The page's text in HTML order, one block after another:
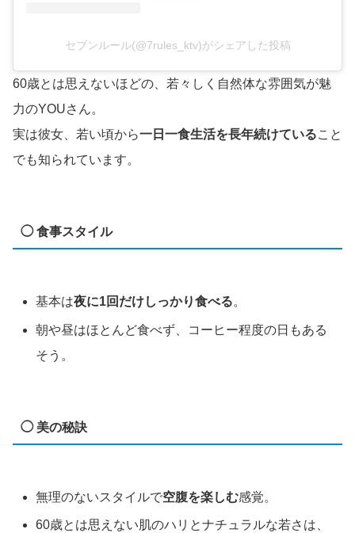
セブンルール(@7rules_ktv)がシェアした投稿
60歳とは思えないほどの、若々しく自然体な雰囲気が魅
力のYOUさん。
実は彼女、若い頃から一日一食生活を長年続けていること
でも知られています。
◯ 食事スタイル
基本は夜に1回だけしっかり食べる。
朝や昼はほとんど食べず、コーヒー程度の日もある
そう。
◯ 美の秘訣
無理のないスタイルで空腹を楽しむ感覚。
60歳とは思えない肌のハリとナチュラルな若さは、